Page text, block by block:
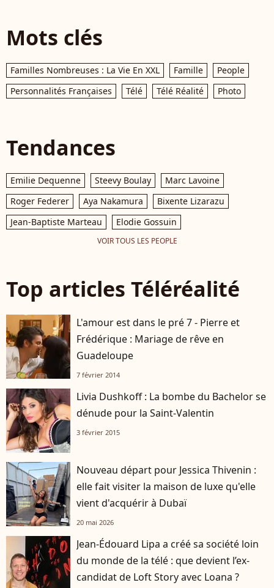
Mots clés
Familles Nombreuses : La Vie En XXL Famille
People
Personnalités Françaises
Télé Télé Réalité Photo
Tendances
Emilie Dequenne Steevy Boulay
Marc Lavoine
Roger Federer
Aya Nakamura
Bixente Lizarazu
Jean-Baptiste Marteau
Elodie Gossuin
VOIR TOUS LES PEOPLE
Top articles Téléréalité
L'amour est dans le pré 7 - Pierre et
Frédérique : Mariage de rêve en
Guadeloupe
7 février 2014
Livia Dushkoff : La bombe du Bachelor se
dénude pour la Saint-Valentin
3 février 2015
Nouveau départ pour Jessica Thivenin :
elle fait visiter la maison de luxe qu'elle
vient d'acquérir à Dubaï
20 mai 2026
Jean-Édouard Lipa a créé sa société loin
du monde de la télé : que devient l’ex-
candidat de Loft Story avec Loana ?